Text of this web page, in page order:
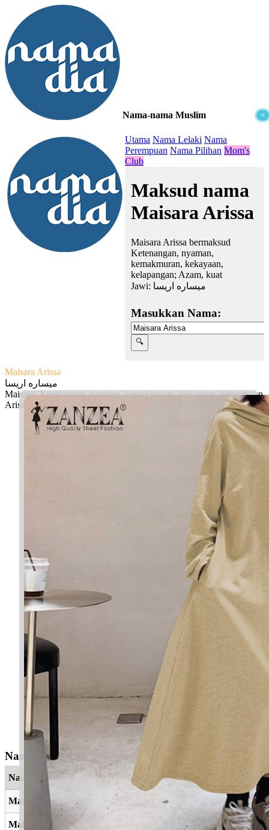
×
Nama-nama Muslim
Utama Nama Lelaki Nama
Perempuan Nama Pilihan Mom's
Club
Maksud nama
Maisara Arissa
Maisara Arissa bermaksud
Ketenangan, nyaman,
kemakmuran, kekayaan,
kelapangan; Azam, kuat
Jawi: ميساره اريسا
Masukkan Nama:
Maisara Arissa
ميساره اريسا
Maisara: Ketenangan, nyaman, kemakmuran, kekayaan, kelapangan
Arissa: Azam, kuat
Facebook
Twitter Share
Nama Yang Berkaitan
Nama Maksud
Marissa Seorang yang bersopan santun
Mahsuri Maharani, ratu